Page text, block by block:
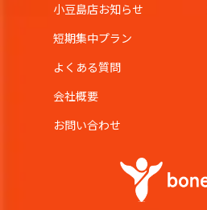
小豆島店お知らせ
短期集中プラン
よくある質問
会社概要
お問い合わせ